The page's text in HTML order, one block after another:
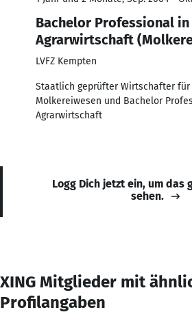
Bachelor Professional in
Agrarwirtschaft
LVFZ Kempten
Staatlich geprüfter Wirtschafter
Molkereiwesen und Bachelor
Agrarwirtschaft
Logg Dich jetzt ein, um das
sehen.
XING Mitglieder mit
Profilangaben